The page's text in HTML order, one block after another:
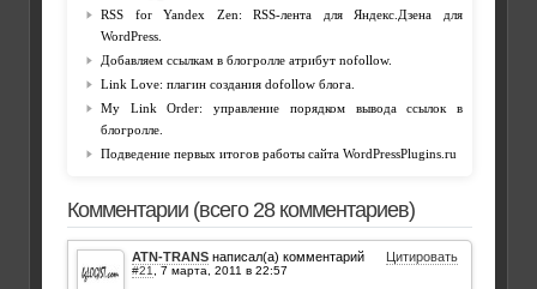
RSS for Yandex Zen: RSS-лента для Яндекс.Дзена для
WordPress.
Добавляем ссылкам в блогролле атрибут nofollow.
Link Love: плагин создания dofollow блога.
My Link Order: управление порядком вывода ссылок в
блогролле.
Подведение первых итогов работы сайта WordPressPlugins.ru
Комментарии (всего 28 комментариев)
ATN-TRANS написал(а) комментарий Цитировать
#21